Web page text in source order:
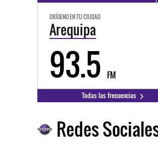
OXÍGENO EN TU CIUDAD
Arequipa
93.5 FM
Todas las frecuencias
Redes